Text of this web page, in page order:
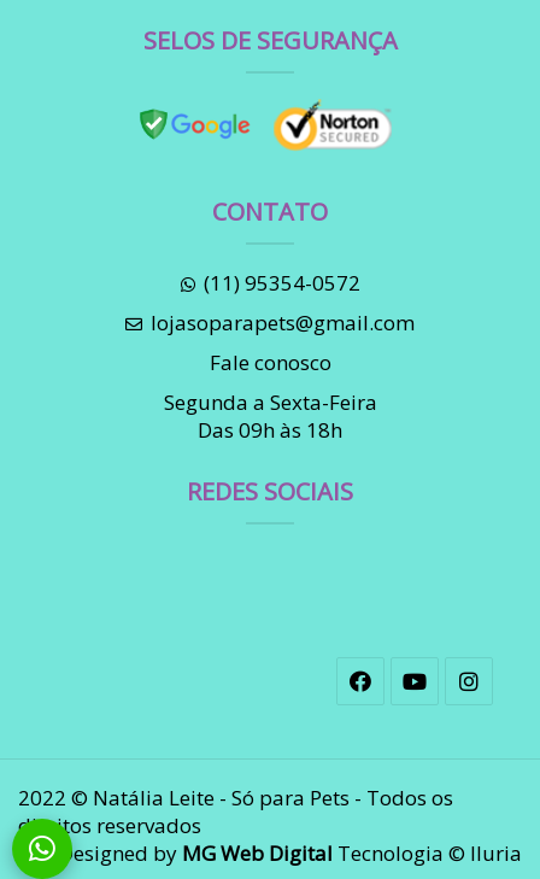
SELOS DE SEGURANÇA
CONTATO
(11) 95354-0572
lojasoparapets@gmail.com
Fale conosco
Segunda a Sexta-Feira
Das 09h às 18h
REDES SOCIAIS
2022 © Natália Leite - Só para Pets - Todos os
direitos reservados
Designed by MG Web Digital Tecnologia © Iluria